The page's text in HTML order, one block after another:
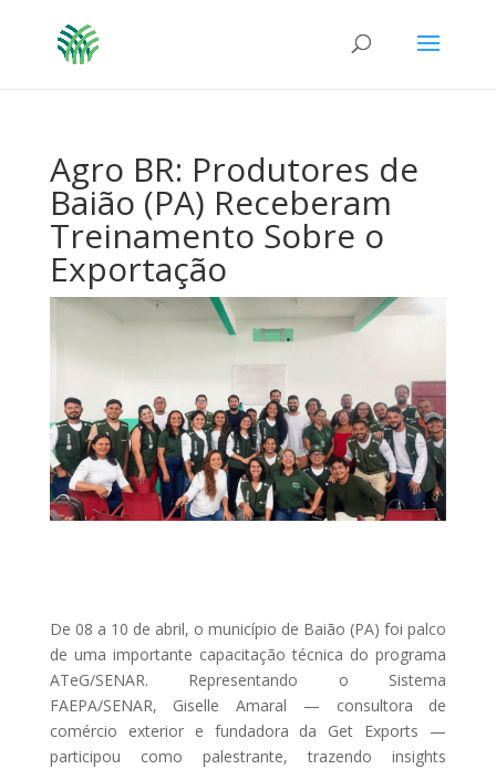
Agro BR: Produtores de
Baião (PA) Receberam
Treinamento Sobre o
Exportação
De 08 a 10 de abril, o município de Baião (PA) foi palco
de uma importante capacitação técnica do programa
ATeG/SENAR. Representando o Sistema
FAEPA/SENAR, Giselle Amaral — consultora de
comércio exterior e fundadora da Get Exports —
participou como palestrante, trazendo insights